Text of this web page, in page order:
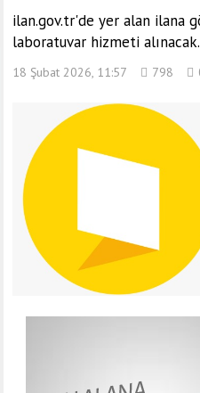
ilan.gov.tr'de yer alan ilana
laboratuvar hizmeti
18 Şubat 2026, 11:57 798